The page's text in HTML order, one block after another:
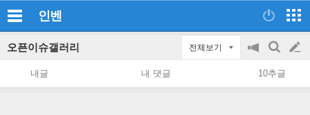
인벤
오픈이슈갤러리 전체보기
공
지
on/off
검
색
글
쓰
내글 내 댓글 10추글